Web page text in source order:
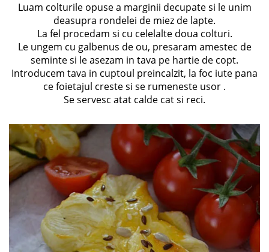
Luam colturile opuse a marginii decupate si le unim
deasupra rondelei de miez de lapte.
La fel procedam si cu celelalte doua colturi.
Le ungem cu galbenus de ou, presaram amestec de
seminte si le asezam in tava pe hartie de copt.
Introducem tava in cuptoul preincalzit, la foc iute pana
ce foietajul creste si se rumeneste usor .
Se servesc atat calde cat si reci.